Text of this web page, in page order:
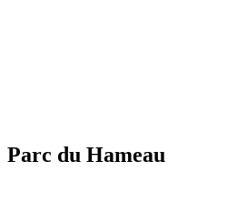
Parc du Hameau